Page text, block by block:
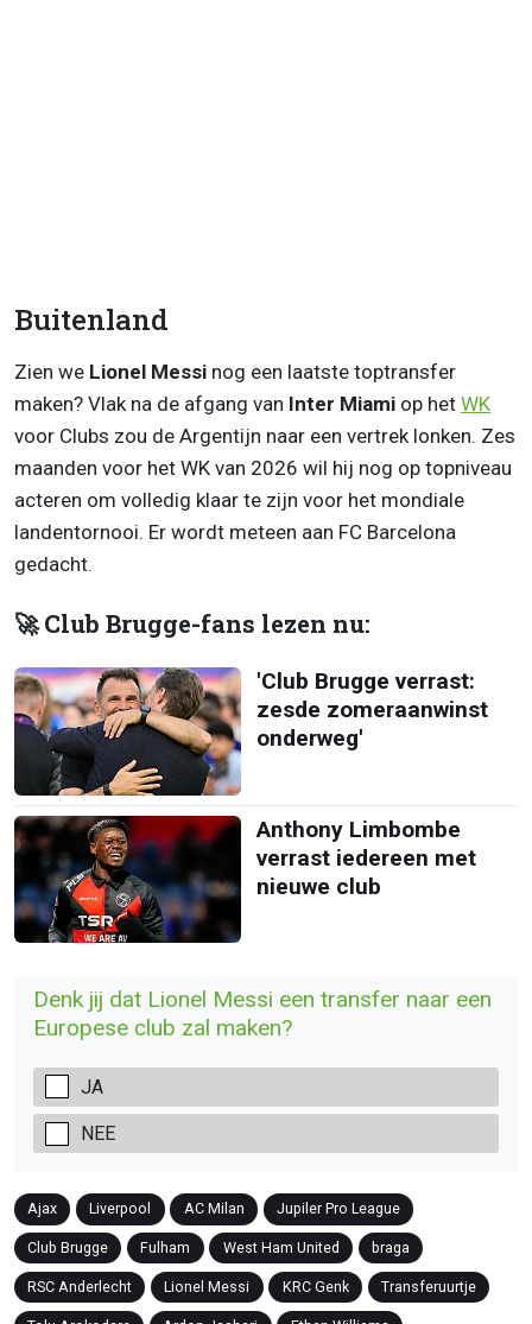
Buitenland
Zien we Lionel Messi nog een laatste toptransfer
maken? Vlak na de afgang van Inter Miami op het WK
voor Clubs zou de Argentijn naar een vertrek lonken. Zes
maanden voor het WK van 2026 wil hij nog op topniveau
acteren om volledig klaar te zijn voor het mondiale
landentornooi. Er wordt meteen aan FC Barcelona
gedacht.
🚀 Club Brugge-fans lezen nu:
'Club Brugge verrast:
zesde zomeraanwinst
onderweg'
Anthony Limbombe
verrast iedereen met
nieuwe club
Denk jij dat Lionel Messi een transfer naar een
Europese club zal maken?
JA
NEE
Ajax Liverpool AC Milan Jupiler Pro League
Club Brugge Fulham West Ham United braga
RSC Anderlecht Lionel Messi KRC Genk Transferuurtje